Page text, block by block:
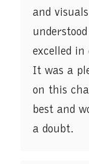
and
excelled
It was a
on this
best and
a doubt.